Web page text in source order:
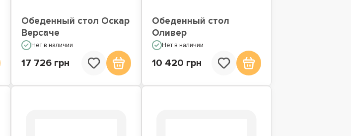
Обеденный стол Оскар
Версаче
Нет в наличии
17 726 грн
Обеденный стол
Оливер
Нет в наличии
10 420 грн